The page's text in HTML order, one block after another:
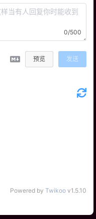
0/500
预览 发送
Powered by Twikoo v1.5.10